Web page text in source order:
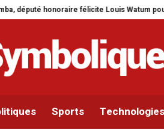
Louis Watum pour sa mise en œuvre
Sports Technologies